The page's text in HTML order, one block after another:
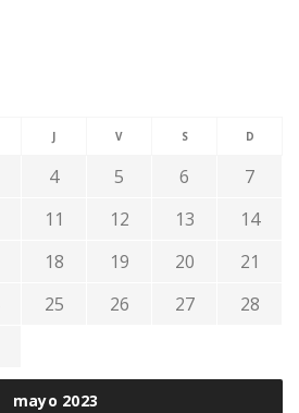
mayo 2023
J V S D
4 5 6
7
11 12 13
14
18 19 20
21
25 26 27
28